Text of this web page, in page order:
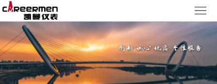
网
首
页
品
中
质
量
新